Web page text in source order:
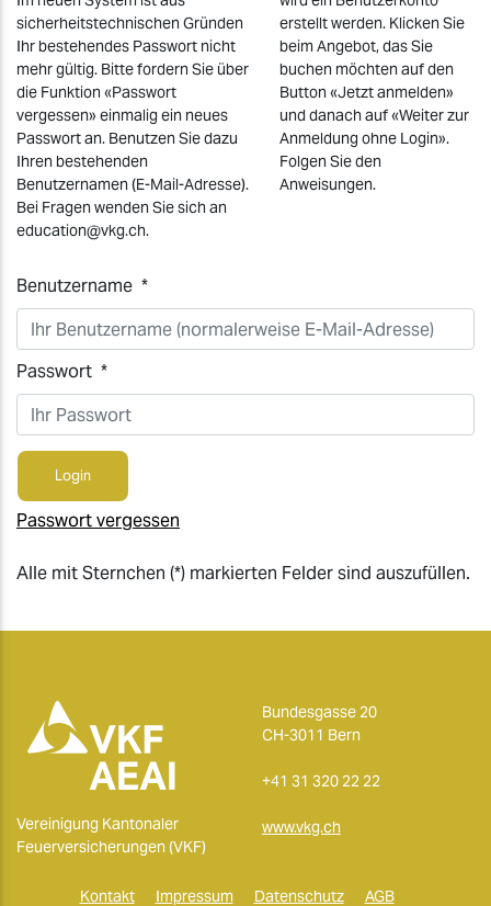
sicherheitstechnischen Gründen
Ihr bestehendes Passwort nicht
mehr gültig. Bitte fordern Sie über
die Funktion «Passwort
vergessen» einmalig ein neues
Passwort an. Benutzen Sie dazu
Ihren bestehenden
Benutzernamen (E-Mail-Adresse).
Bei Fragen wenden Sie sich an
education@vkg.ch.
erstellt werden. Klicken Sie
beim Angebot, das Sie
buchen möchten auf den
Button «Jetzt anmelden»
und danach auf «Weiter zur
Anmeldung ohne Login».
Folgen Sie den
Anweisungen.
Benutzername *
Passwort *
Login
Passwort vergessen
Alle mit Sternchen (*) markierten Felder sind auszufüllen.
Vereinigung Kantonaler
Feuerversicherungen (VKF)
Bundesgasse 20
CH-3011 Bern
+41 31 320 22 22
www.vkg.ch
Kontakt Impressum Datenschutz AGB